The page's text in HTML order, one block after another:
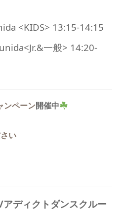
<KIDS> 13:15-14:15
一般> 14:20-
ンペーン開催中
い
ディクトダンスクルー